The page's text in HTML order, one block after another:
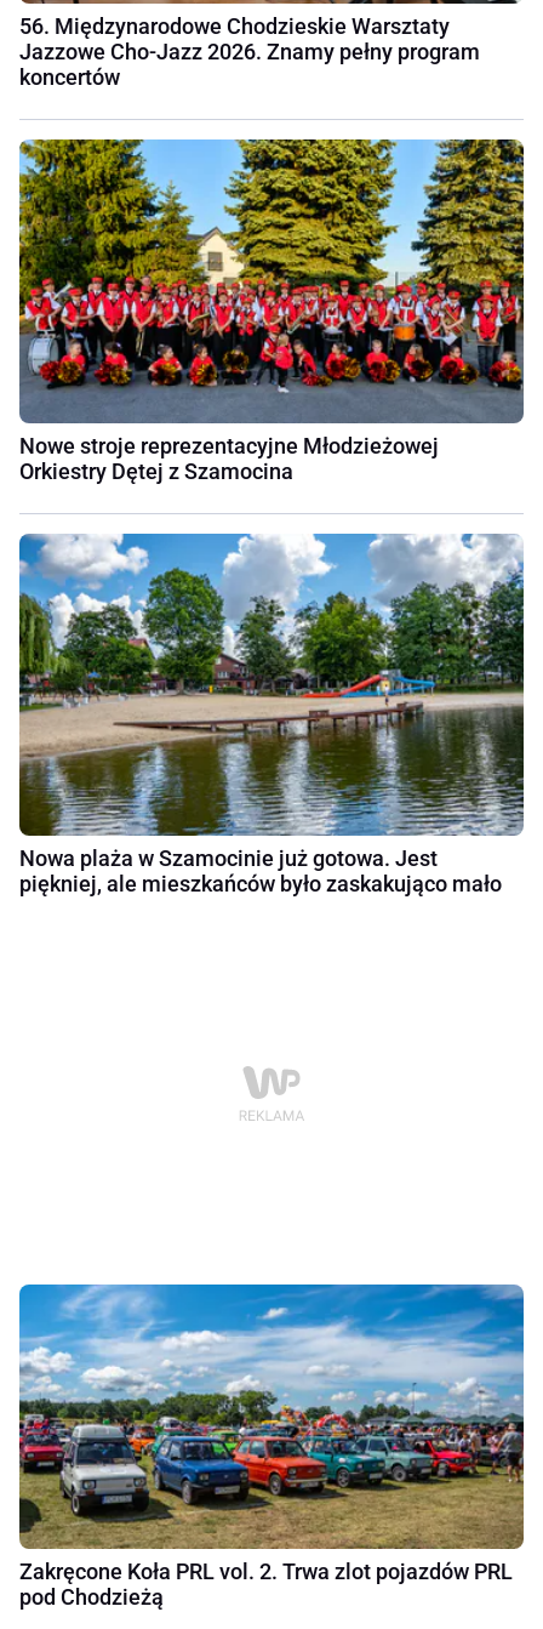
56. Międzynarodowe Chodzieskie Warsztaty
Jazzowe Cho-Jazz 2026. Znamy pełny program
koncertów
Nowe stroje reprezentacyjne Młodzieżowej
Orkiestry Dętej z Szamocina
Nowa plaża w Szamocinie już gotowa. Jest
piękniej, ale mieszkańców było zaskakująco mało
Zakręcone Koła PRL vol. 2. Trwa zlot pojazdów PRL
pod Chodzieżą